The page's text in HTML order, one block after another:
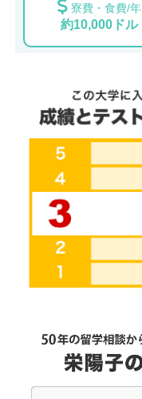
寮費・食費/年
約10,000ドル